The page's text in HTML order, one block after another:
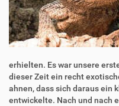
erhielten. Es war unsere
dieser Zeit ein recht
ahnen, dass sich daraus ein
entwickelte. Nach und nach